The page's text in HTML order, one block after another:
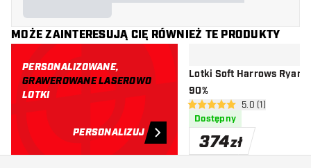
MOŻE ZAINTERESUJĄ CIĘ RÓWNIEŻ TE PRODUKTY
PERSONALIZOWANE,
GRAWEROWANE LASEROWO
LOTKI
PERSONALIZUJ
Lotki Soft Harrows Ryan
90%
otwórz panel
5 gwiazdki oceny
5.0 (1)
Dostępny
374zł